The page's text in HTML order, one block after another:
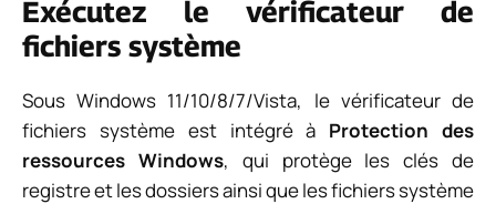
Exécutez le vérificateur de
fichiers système
Sous Windows 11/10/8/7/Vista, le vérificateur de
fichiers système est intégré à Protection des
ressources Windows, qui protège les clés de
registre et les dossiers ainsi que les fichiers système